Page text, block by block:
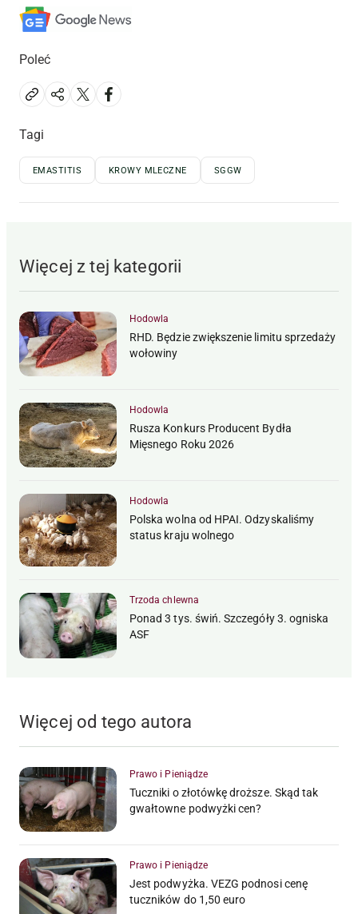
Poleć
Tagi
EMASTITIS KROWY MLECZNE SGGW
Więcej z tej kategorii
Hodowla
RHD. Będzie zwiększenie limitu sprzedaży
wołowiny
Hodowla
Rusza Konkurs Producent Bydła
Mięsnego Roku 2026
Hodowla
Polska wolna od HPAI. Odzyskaliśmy
status kraju wolnego
Trzoda chlewna
Ponad 3 tys. świń. Szczegóły 3. ogniska
ASF
Więcej od tego autora
Prawo i Pieniądze
Tuczniki o złotówkę droższe. Skąd tak
gwałtowne podwyżki cen?
Prawo i Pieniądze
Jest podwyżka. VEZG podnosi cenę
tuczników do 1,50 euro